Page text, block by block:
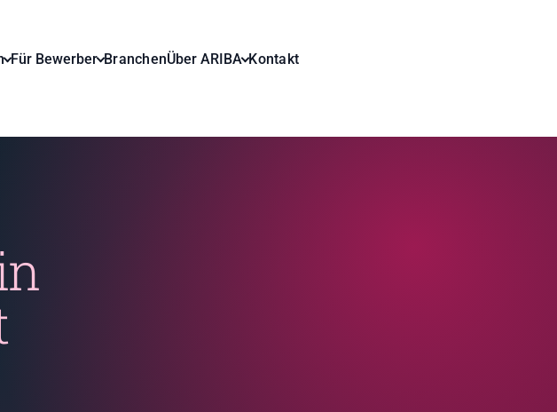
Für Bewerber BranchenÜber ARIBA Kontakt